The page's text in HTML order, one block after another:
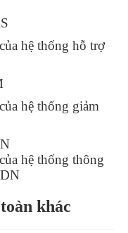
hệ thống hỗ trợ
hệ thống giảm
hệ thống thông
khác